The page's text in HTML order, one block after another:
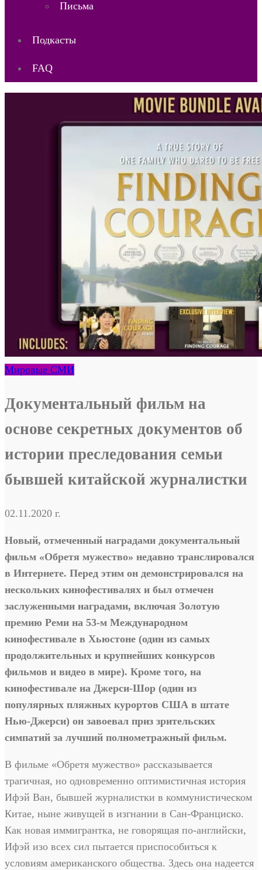
Письма
Подкасты
FAQ
Мировые СМИ
Документальный фильм на
основе секретных документов об
истории преследования семьи
бывшей китайской журналистки
02.11.2020 г.
Новый, отмеченный наградами документальный
фильм «Обретя мужество» недавно транслировался
в Интернете. Перед этим он демонстрировался на
нескольких кинофестивалях и был отмечен
заслуженными наградами, включая Золотую
премию Реми на 53-м Международном
кинофестивале в Хьюстоне (один из самых
продолжительных и крупнейших конкурсов
фильмов и видео в мире). Кроме того, на
кинофестивале на Джерси-Шор (один из
популярных пляжных курортов США в штате
Нью-Джерси) он завоевал приз зрительских
симпатий за лучший полнометражный фильм.
В фильме «Обретя мужество» рассказывается
трагичная, но одновременно оптимистичная история
Ифэй Ван, бывшей журналистки в коммунистическом
Китае, ныне живущей в изгнании в Сан-Франциско.
Как новая иммигрантка, не говорящая по-английски,
Ифэй изо всех сил пытается приспособиться к
условиям американского общества. Здесь она надеется